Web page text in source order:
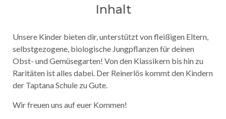
Inhalt
Unsere Kinder bieten dir, unterstützt von fleißigen Eltern,
selbstgezogene, biologische Jungpflanzen für deinen
Obst- und Gemüsegarten! Von den Klassikern bis hin zu
Raritäten ist alles dabei. Der Reinerlös kommt den Kindern
der Taptana Schule zu Gute.
Wir freuen uns auf euer Kommen!